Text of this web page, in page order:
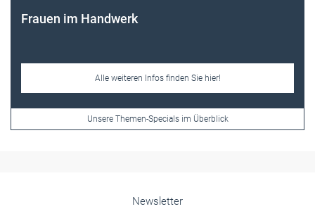
Frauen im Handwerk
Alle weiteren Infos finden Sie hier!
Unsere Themen-Specials im Überblick
Newsletter